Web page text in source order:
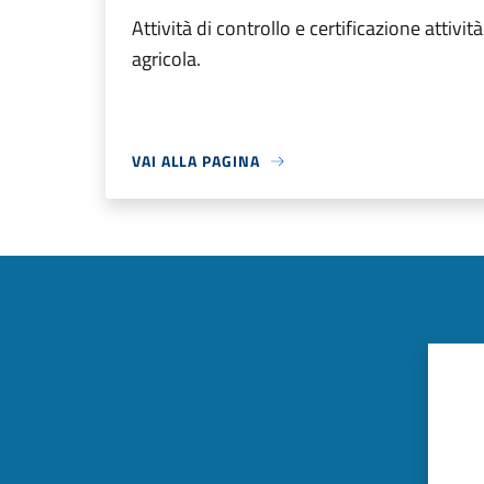
Attività di controllo e certificazione attività
agricola.
VAI ALLA PAGINA